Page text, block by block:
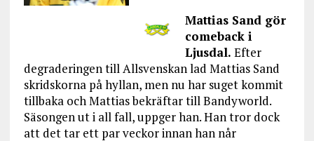
Mattias Sand gör
comeback i
Ljusdal. Efter
degraderingen till Allsvenskan lad Mattias Sand
skridskorna på hyllan, men nu har suget kommit
tillbaka och Mattias bekräftar till Bandyworld.
Säsongen ut i all fall, uppger han. Han tror dock
att det tar ett par veckor innan han når